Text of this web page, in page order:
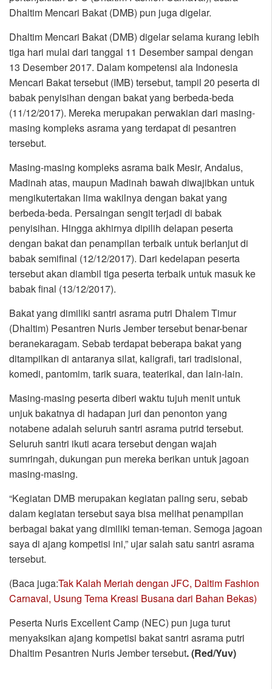
Dhaltim Mencari Bakat (DMB) pun juga digelar.
Dhaltim Mencari Bakat (DMB) digelar selama kurang lebih
tiga hari mulai dari tanggal 11 Desember sampai dengan
13 Desember 2017. Dalam kompetensi ala Indonesia
Mencari Bakat tersebut (IMB) tersebut, tampil 20 peserta di
babak penyisihan dengan bakat yang berbeda-beda
(11/12/2017). Mereka merupakan perwakian dari masing-
masing kompleks asrama yang terdapat di pesantren
tersebut.
Masing-masing kompleks asrama baik Mesir, Andalus,
Madinah atas, maupun Madinah bawah diwajibkan untuk
mengikutertakan lima wakilnya dengan bakat yang
berbeda-beda. Persaingan sengit terjadi di babak
penyisihan. Hingga akhirnya dipilih delapan peserta
dengan bakat dan penampilan terbaik untuk berlanjut di
babak semifinal (12/12/2017). Dari kedelapan peserta
tersebut akan diambil tiga peserta terbaik untuk masuk ke
babak final (13/12/2017).
Bakat yang dimiliki santri asrama putri Dhalem Timur
(Dhaltim) Pesantren Nuris Jember tersebut benar-benar
beranekaragam. Sebab terdapat beberapa bakat yang
ditampilkan di antaranya silat, kaligrafi, tari tradisional,
komedi, pantomim, tarik suara, teaterikal, dan lain-lain.
Masing-masing peserta diberi waktu tujuh menit untuk
unjuk bakatnya di hadapan juri dan penonton yang
notabene adalah seluruh santri asrama putrid tersebut.
Seluruh santri ikuti acara tersebut dengan wajah
sumringah, dukungan pun mereka berikan untuk jagoan
masing-masing.
“Kegiatan DMB merupakan kegiatan paling seru, sebab
dalam kegiatan tersebut saya bisa melihat penampilan
berbagai bakat yang dimiliki teman-teman. Semoga jagoan
saya di ajang kompetisi ini,” ujar salah satu santri asrama
tersebut.
(Baca juga:Tak Kalah Meriah dengan JFC, Daltim Fashion
Carnaval, Usung Tema Kreasi Busana dari Bahan Bekas)
Peserta Nuris Excellent Camp (NEC) pun juga turut
menyaksikan ajang kompetisi bakat santri asrama putri
Dhaltim Pesantren Nuris Jember tersebut. (Red/Yuv)